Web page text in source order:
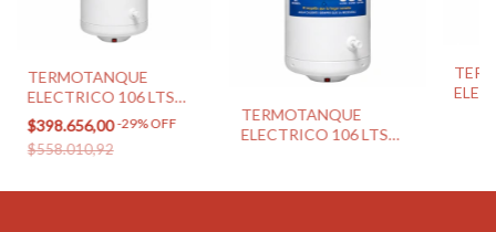
TERMOTANQUE
ELECTRICO 106 LTS
2000 W C/SUP
(ECOTERMO)
$398.656,00-29%OFF
$558.010,92
TERMOTANQUE
ELECTRICO 106 LTS